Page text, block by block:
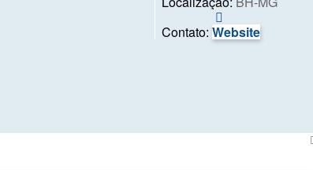
Contato:
Gilberto
Melo
Website